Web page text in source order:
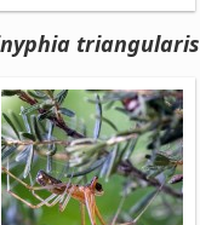
triangularis